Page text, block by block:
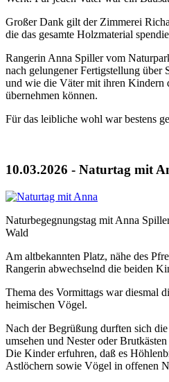
Großer Dank gilt der Zimmerei
die das gesamte Holzmaterial
Rangerin Anna Spiller vom
nach gelungener Fertigstellung über
und wie die Väter mit ihren Kindern
übernehmen können.
Für das leibliche wohl war bestens
10.03.2026 - Naturtag mit
Naturbegegnungstag mit Anna
Wald
Am altbekannten Platz, nähe des
Rangerin abwechselnd die beiden
Thema des Vormittags war diesmal
heimischen Vögel.
Nach der Begrüßung durften sich
umsehen und Nester oder
Die Kinder erfuhren, daß es
Astlöchern sowie Vögel in offenen